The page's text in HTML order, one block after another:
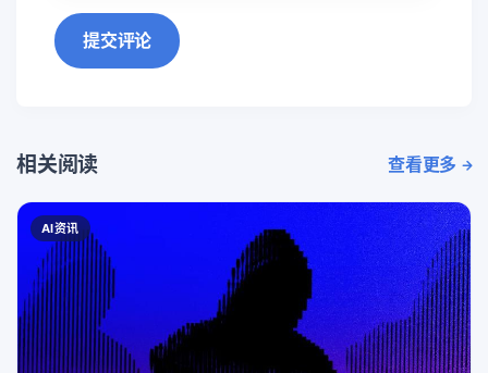
提交评论
相关阅读 查看更多
AI资讯